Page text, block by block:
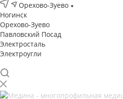
Орехово-Зуево
Ногинск
Орехово-Зуево
Павловский Посад
Электросталь
Электроугли